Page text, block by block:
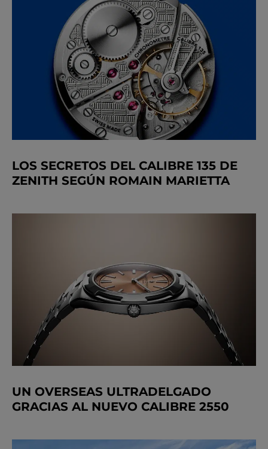
LOS SECRETOS DEL CALIBRE 135 DE
ZENITH SEGÚN ROMAIN MARIETTA
UN OVERSEAS ULTRADELGADO
GRACIAS AL NUEVO CALIBRE 2550